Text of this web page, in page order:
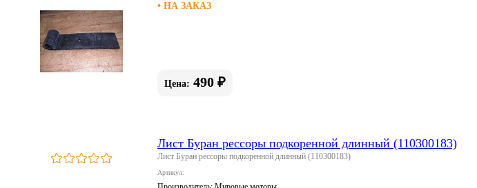
• НА ЗАКАЗ
Цена: 490 ₽
Лист Буран рессоры подкоренной длинный (110300183)
Лист Буран рессоры подкоренной длинный (110300183)
Артикул: